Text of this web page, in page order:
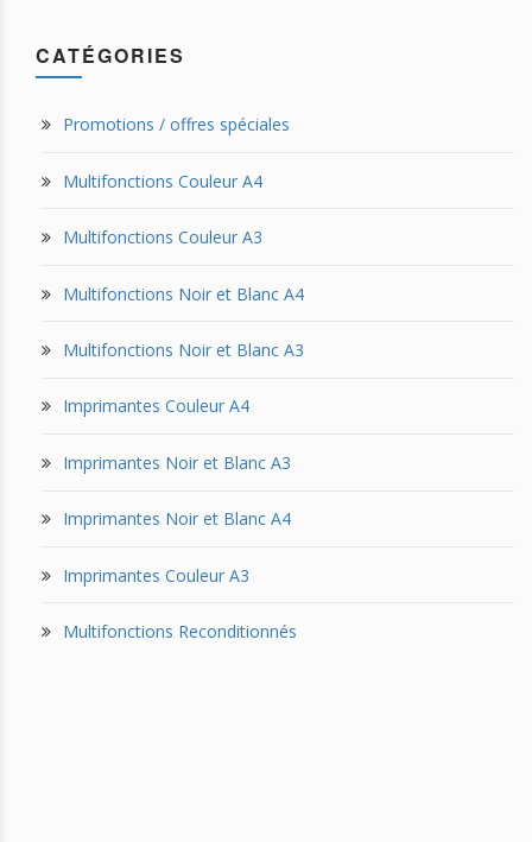
CATÉGORIES
Promotions / offres spéciales
Multifonctions Couleur A4
Multifonctions Couleur A3
Multifonctions Noir et Blanc A4
Multifonctions Noir et Blanc A3
Imprimantes Couleur A4
Imprimantes Noir et Blanc A3
Imprimantes Noir et Blanc A4
Imprimantes Couleur A3
Multifonctions Reconditionnés